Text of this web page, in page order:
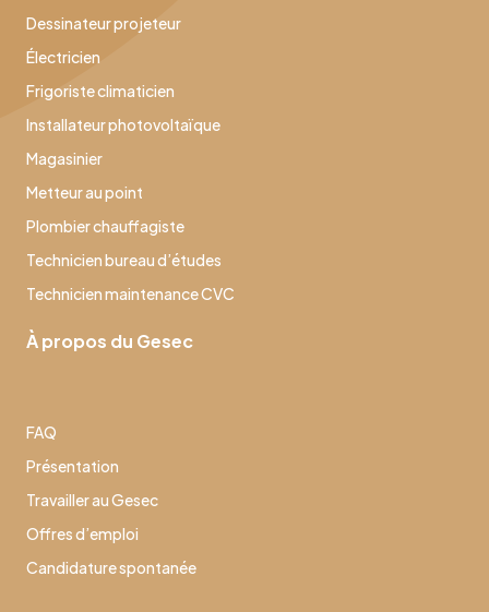
Dessinateur projeteur
Électricien
Frigoriste climaticien
Installateur photovoltaïque
Magasinier
Metteur au point
Plombier chauffagiste
Technicien bureau d’études
Technicien maintenance CVC
À propos du Gesec
FAQ
Présentation
Travailler au Gesec
Offres d’emploi
Candidature spontanée